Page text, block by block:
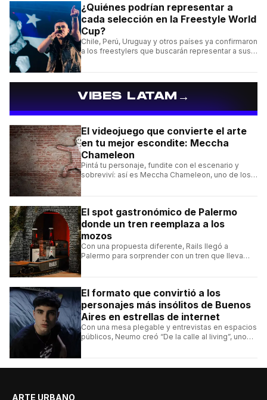
¿Quiénes podrían representar a
cada selección en la Freestyle World
Cup?
Chile, Perú, Uruguay y otros países ya confirmaron
a los freestylers que buscarán representar a sus
VIBES LATAM→
El videojuego que convierte el arte
en tu mejor escondite: Meccha
Chameleon
Pintá tu personaje, fundite con el escenario y
sobreviví: así es Meccha Chameleon, uno de los
El spot gastronómico de Palermo
donde un tren reemplaza a los
mozos
Con una propuesta diferente, Rails llegó a
Palermo para sorprender con un tren que lleva
El formato que convirtió a los
personajes más insólitos de Buenos
Aires en estrellas de internet
Con una mesa plegable y entrevistas en espacios
públicos, Neumo creó “De la calle al living”, uno
ARTE URBANO